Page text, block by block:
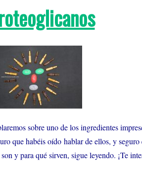
sobre uno de los ingredientes
que habéis oído hablar de ellos, y
y para qué sirven, sigue leyendo. ¡Te